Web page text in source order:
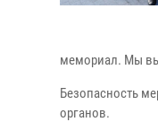
мемориал. Мы
Безопасность
органов.